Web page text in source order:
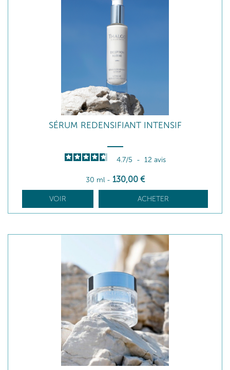
SÉRUM REDENSIFIANT INTENSIF
4.7/5 - 12 avis
30 ml - 130,00 €
VOIR ACHETER